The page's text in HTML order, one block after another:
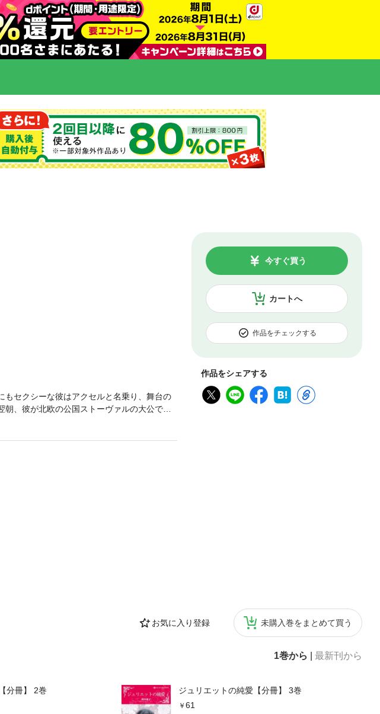
カートへ
今すぐ買う
作品をチェックする
作品をシェアする
お気に入り登録 未購入巻をまとめて買う
1巻から 最新刊から
分冊】 2巻
ジュリエットの純愛【分冊】 3巻
61
セクシーな彼はアクセルと名乗り、舞台の
、彼が北欧の公国ストーヴァルの大公であ
流出してしまった。話題作りのために利用